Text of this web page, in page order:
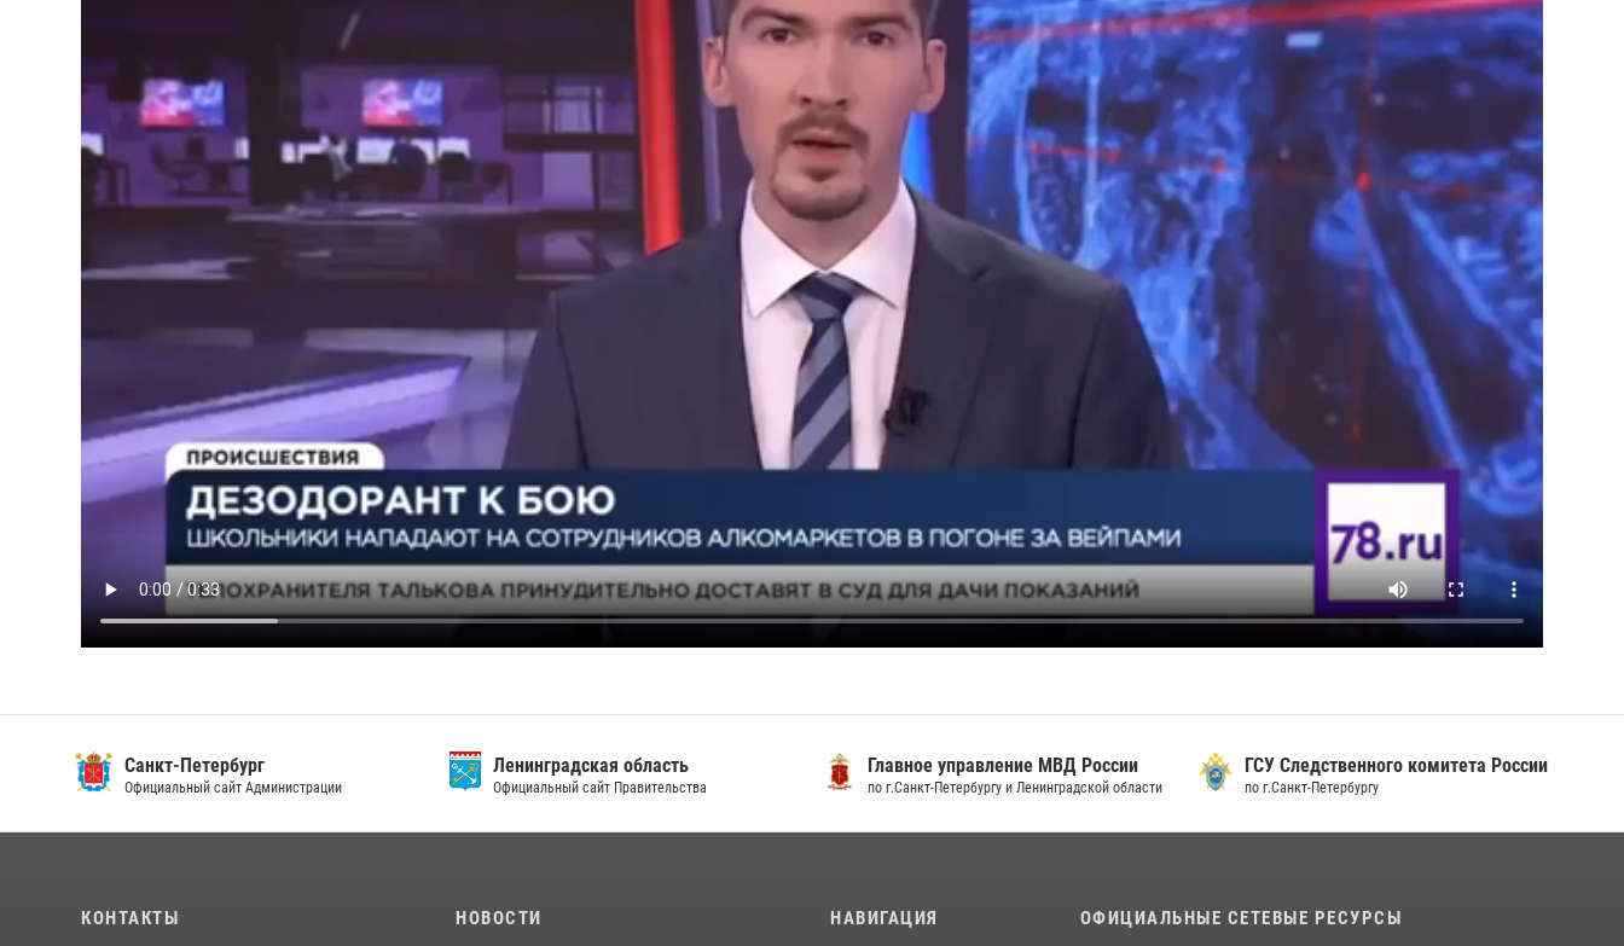
Санкт-Петербург
Официальный сайт Администрации
Ленинградская область
Официальный сайт Правительства
Главное управление МВД России
по г.Санкт-Петербургу и Ленинградской области
ГСУ Следственного комитета России
по г.Санкт-Петербургу
КОНТАКТЫ НОВОСТИ НАВИГАЦИЯ ОФИЦИАЛЬНЫЕ СЕТЕВЫЕ РЕСУРСЫ